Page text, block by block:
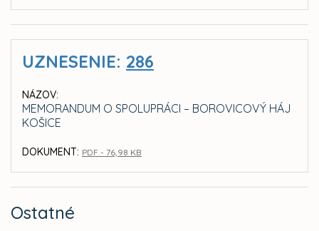
UZNESENIE: 286
NÁZOV:
MEMORANDUM O SPOLUPRÁCI – BOROVICOVÝ HÁJ
KOŠICE
DOKUMENT: PDF - 76,98 KB
Ostatné